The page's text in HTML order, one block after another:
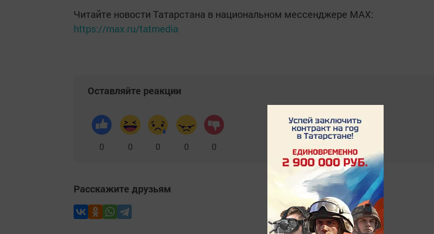
Читайте новости Татарстана в национальном мессенджере MАХ:
https://max.ru/tatmedia
Оставляйте реакции
0 0 0 0 0
Расскажите друзьям